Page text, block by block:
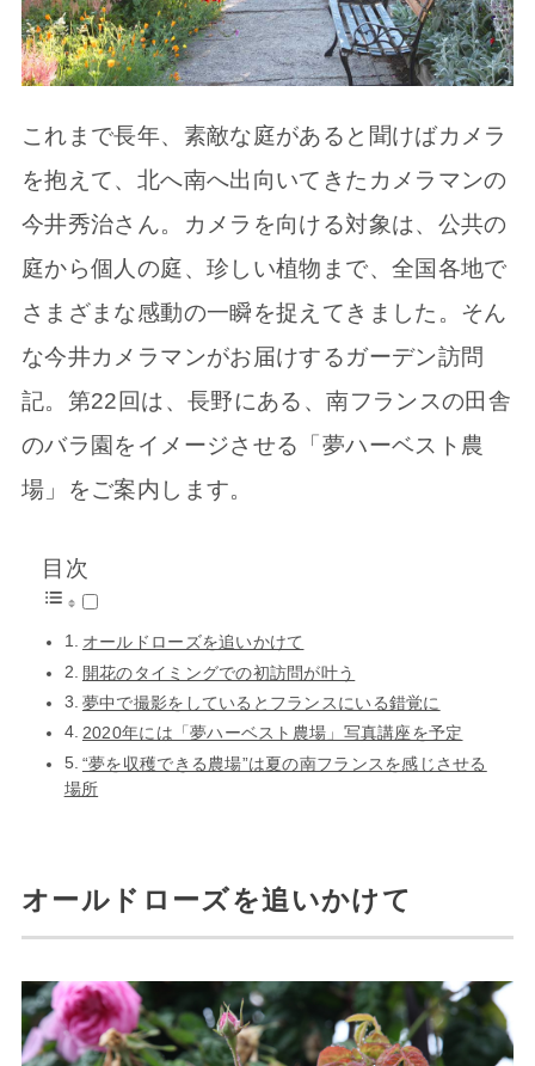
これまで長年、素敵な庭があると聞けばカメラ
を抱えて、北へ南へ出向いてきたカメラマンの
今井秀治さん。カメラを向ける対象は、公共の
庭から個人の庭、珍しい植物まで、全国各地で
さまざまな感動の一瞬を捉えてきました。そん
な今井カメラマンがお届けするガーデン訪問
記。第22回は、長野にある、南フランスの田舎
のバラ園をイメージさせる「夢ハーベスト農
場」をご案内します。
目次
オールドローズを追いかけて
開花のタイミングでの初訪問が叶う
夢中で撮影をしているとフランスにいる錯覚に
2020年には「夢ハーベスト農場」写真講座を予定
“夢を収穫できる農場”は夏の南フランスを感じさせる
場所
オールドローズを追いかけて